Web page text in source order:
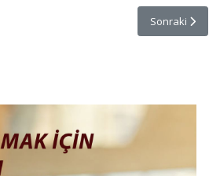
Düzenlediği “Küresel İklim Değişikliği
Sonraki
Sonraki